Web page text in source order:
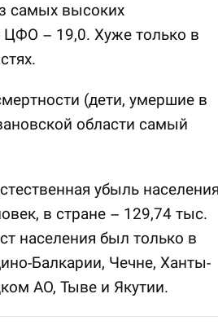
самых высоких
– 19,0. Хуже только в
(дети, умершие в
области самый
убыль
в стране – 129,74 тыс.
населения был только в
Балкарии, Чечне, Ханты-
АО, Тыве и Якутии.